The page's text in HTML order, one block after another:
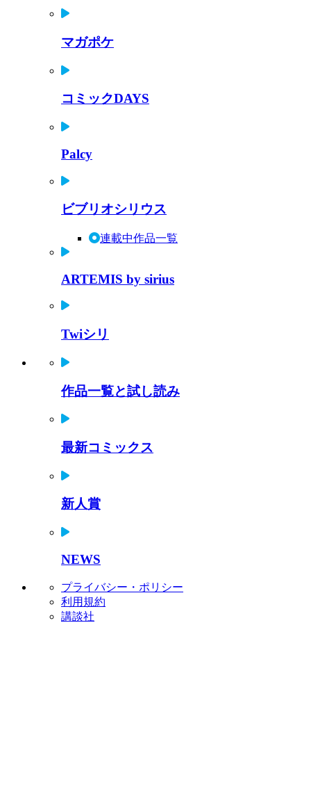
マガポケ
コミックDAYS
Palcy
ビブリオシリウス
連載中作品一覧
ARTEMIS by sirius
Twiシリ
作品一覧と試し読み
最新コミックス
新人賞
NEWS
プライバシー・ポリシー
利用規約
講談社